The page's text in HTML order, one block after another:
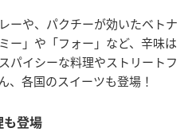
ーや、パクチーが効いたベトナ
ー」や「フォー」など、辛味は
パイシーな料理やストリートフ
、各国のスイーツも登場！
も登場